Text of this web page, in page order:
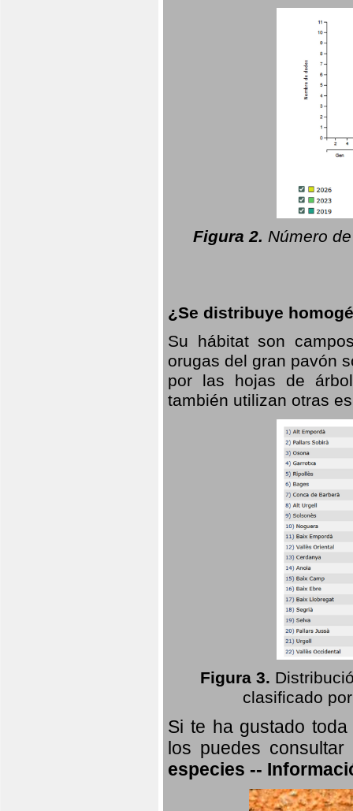
Figura 2. Número
¿Se distribuye
Su hábitat son
orugas del gran pavón
por las hojas de
también utilizan otras
Figura 3.
clasificado
Si te ha gustado
los puedes
especies --